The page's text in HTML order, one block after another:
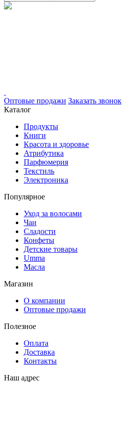
Оптовые продажи Заказать звонок
Каталог
Продукты
Книги
Красота и здоровье
Атрибутика
Парфюмерия
Текстиль
Электроника
Популярное
Уход за волосами
Чаи
Сладости
Конфеты
Детские товары
Umma
Масла
Магазин
О компании
Оптовые продажи
Полезное
Оплата
Доставка
Контакты
Наш адрес